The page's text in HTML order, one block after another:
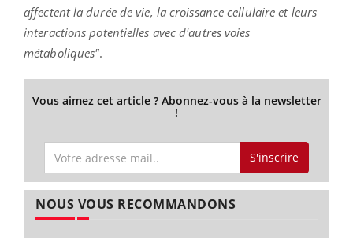
affectent la durée de vie, la croissance cellulaire et leurs
interactions potentielles avec d'autres voies
métaboliques".
Vous aimez cet article ? Abonnez-vous à la newsletter
!
S'inscrire
NOUS VOUS RECOMMANDONS